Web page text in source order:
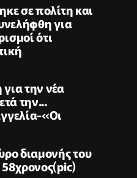
σε πολίτη και
για
ότι
την νέα
την...
«Οι
διαμονής του